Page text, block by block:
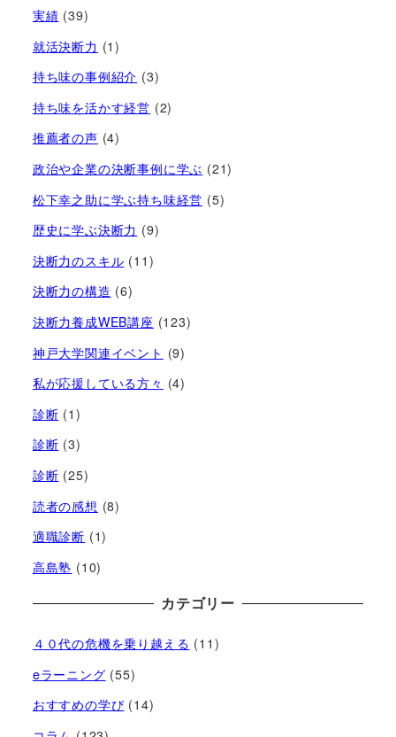
実績 (39)
就活決断力 (1)
持ち味の事例紹介 (3)
持ち味を活かす経営​ (2)
推薦者の声 (4)
政治や企業の決断事例に学ぶ (21)
松下幸之助に学ぶ持ち味経営 (5)
歴史に学ぶ決断力 (9)
決断力のスキル (11)
決断力の構造 (6)
決断力養成WEB講座 (123)
神戸大学関連イベント (9)
私が応援している方々 (4)
診断 (1)
診断 (3)
診断 (25)
読者の感想 (8)
適職診断 (1)
高島塾 (10)
カテゴリー
４０代の危機を乗り越える (11)
eラーニング (55)
おすすめの学び (14)